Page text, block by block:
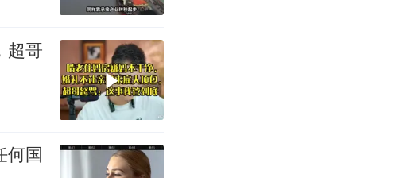
超哥
何国